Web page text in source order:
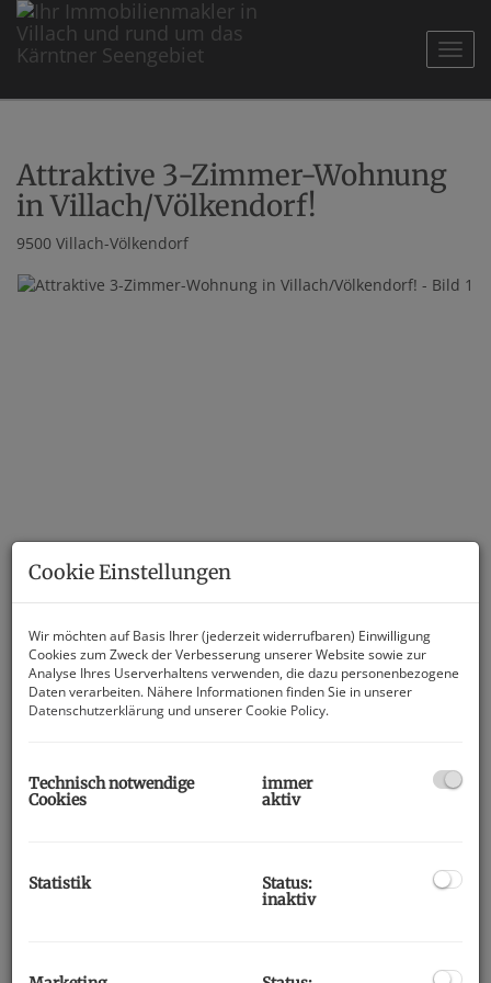
Attraktive 3-Zimmer-Wohnung
in Villach/Völkendorf!
9500 Villach-Völkendorf
Beschreibung
3-Zimmer-Wohnung mit großer
Cookie Einstellungen
Wir möchten auf Basis Ihrer (jederzeit widerrufbaren) Einwilligung
Cookies zum Zweck der Verbesserung unserer Website sowie zur
Analyse Ihres Userverhaltens verwenden, die dazu personenbezogene
Daten verarbeiten. Nähere Informationen finden Sie in unserer
Datenschutzerklärung und unsererCookie Policy.
Technisch notwendige
Cookies
immer
aktiv
Statistik
Status:
inaktiv